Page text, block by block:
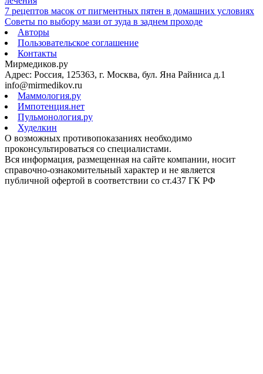
7 рецептов масок от пигментных пятен в домашних условиях
Советы по выбору мази от зуда в заднем проходе
Авторы
Пользовательское соглашение
Контакты
Мирмедиков.ру
Адрес: Россия, 125363, г. Москва, бул. Яна Райниса д.1
info@mirmedikov.ru
Маммология.ру
Импотенция.нет
Пульмонология.ру
Худелкин
О возможных противопоказаниях необходимо
проконсультироваться со специалистами.
Вся информация, размещенная на сайте компании, носит
справочно-ознакомительный характер и не является
публичной офертой в соответствии со ст.437 ГК РФ